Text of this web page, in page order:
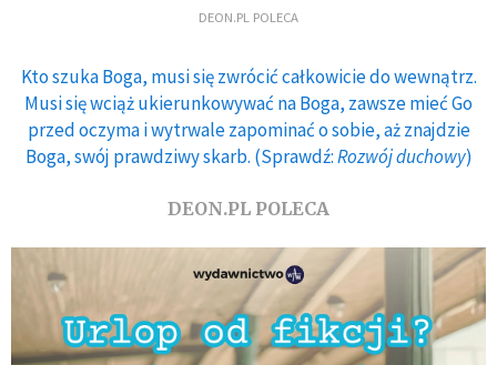
DEON.PL POLECA
Kto szuka Boga, musi się zwrócić całkowicie do wewnątrz.
Musi się wciąż ukierunkowywać na Boga, zawsze mieć Go
przed oczyma i wytrwale zapominać o sobie, aż znajdzie
Boga, swój prawdziwy skarb. (Sprawdź:Rozwój duchowy)
DEON.PL POLECA